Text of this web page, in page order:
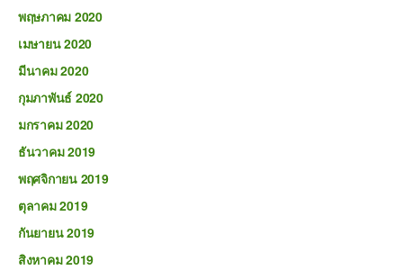
พฤษภาคม 2020
เมษายน 2020
มีนาคม 2020
กุมภาพันธ์ 2020
มกราคม 2020
ธันวาคม 2019
พฤศจิกายน 2019
ตุลาคม 2019
กันยายน 2019
สิงหาคม 2019